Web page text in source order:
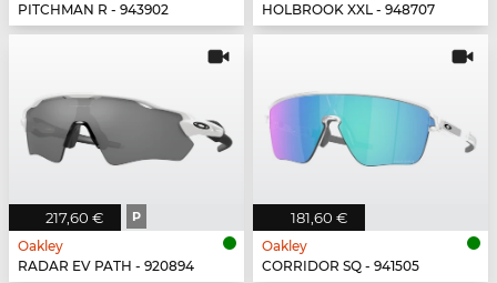
PITCHMAN R - 943902
HOLBROOK XXL - 948707
217,60 € P
Oakley
RADAR EV PATH - 920894
181,60 €
Oakley
CORRIDOR SQ - 941505